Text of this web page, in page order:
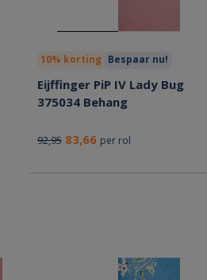
10% korting Bespaar nu!
Eijffinger PiP IV Lady Bug
375034 Behang
92,95 83,66 per rol